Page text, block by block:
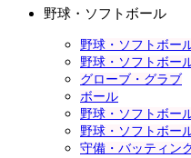
野球・ソフトボール
野球・ソフトボー
野球・ソフトボー
グローブ・グラブ
ボール
野球・ソフトボー
野球・ソフトボー
守備・バッティン